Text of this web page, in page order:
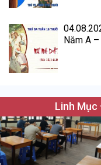
Năm A
Linh Mục